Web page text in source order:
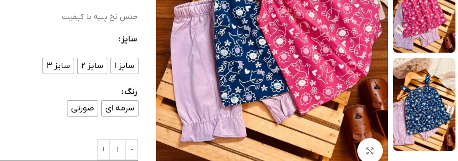
بزرگنمایی تصویر
جنس نخ پنبه با کیفیت
سایز
سایز ۱ سایز ۲ سایز ۳
رنگ
سرمه ای
صورتی